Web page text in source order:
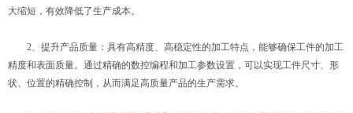
大缩短，有效降低了生产成本。
2、提升产品质量：具有高精度、高稳定性的加工特点，能够确保工件的加工
精度和表面质量。通过精确的数控编程和加工参数设置，可以实现工件尺寸、形
状、位置的精确控制，从而满足高质量产品的生产需求。